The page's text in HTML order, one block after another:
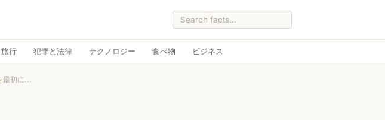
旅行 犯罪と法律 テクノロジー 食べ物 ビジネス
最初に...